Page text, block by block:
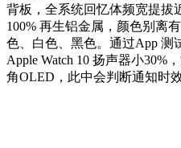
背板，全系统回忆体频宽提拔
100% 再生铝金属，颜色别离
色、白色、黑色。通过App 测
Apple Watch 10 扬声器小30%
角OLED，此中会判断通知时